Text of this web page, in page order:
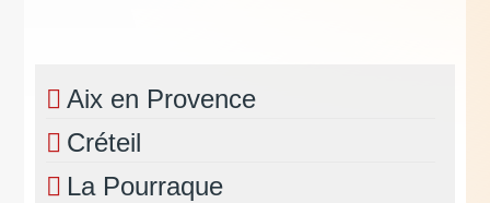
Aix en Provence
Créteil
La Pourraque